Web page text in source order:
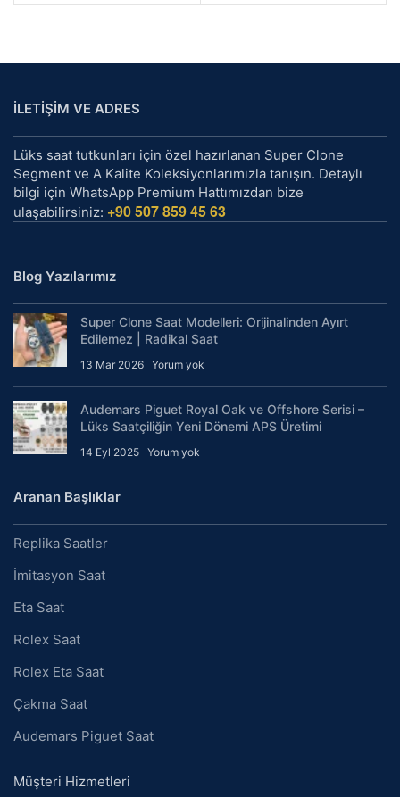
İLETİŞİM VE ADRES
Lüks saat tutkunları için özel hazırlanan Super Clone
Segment ve A Kalite Koleksiyonlarımızla tanışın. Detaylı
bilgi için WhatsApp Premium Hattımızdan bize
ulaşabilirsiniz: +90 507 859 45 63
Blog Yazılarımız
Super Clone Saat Modelleri: Orijinalinden Ayırt
Edilemez | Radikal Saat
13 Mar 2026 Yorum yok
Audemars Piguet Royal Oak ve Offshore Serisi –
Lüks Saatçiliğin Yeni Dönemi APS Üretimi
14 Eyl 2025 Yorum yok
Aranan Başlıklar
Replika Saatler
İmitasyon Saat
Eta Saat
Rolex Saat
Rolex Eta Saat
Çakma Saat
Audemars Piguet Saat
Müşteri Hizmetleri